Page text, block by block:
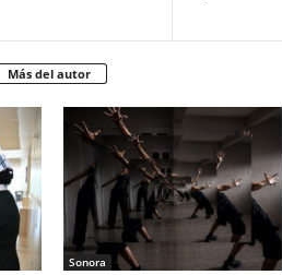
Más del autor
Sonora